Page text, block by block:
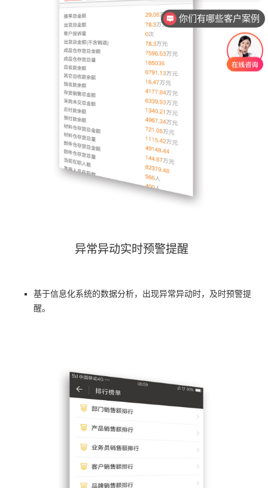
异常异动实时预警提醒
基于信息化系统的数据分析，出现异常异动时，及时预警提
醒。
你们有哪些客户案例